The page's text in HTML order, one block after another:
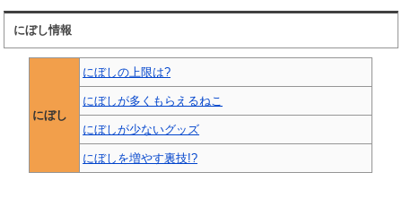
にぼし情報
にぼし
にぼしの上限は?
にぼしが多くもらえるねこ
にぼしが少ないグッズ
にぼしを増やす裏技!?